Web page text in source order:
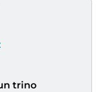
trino